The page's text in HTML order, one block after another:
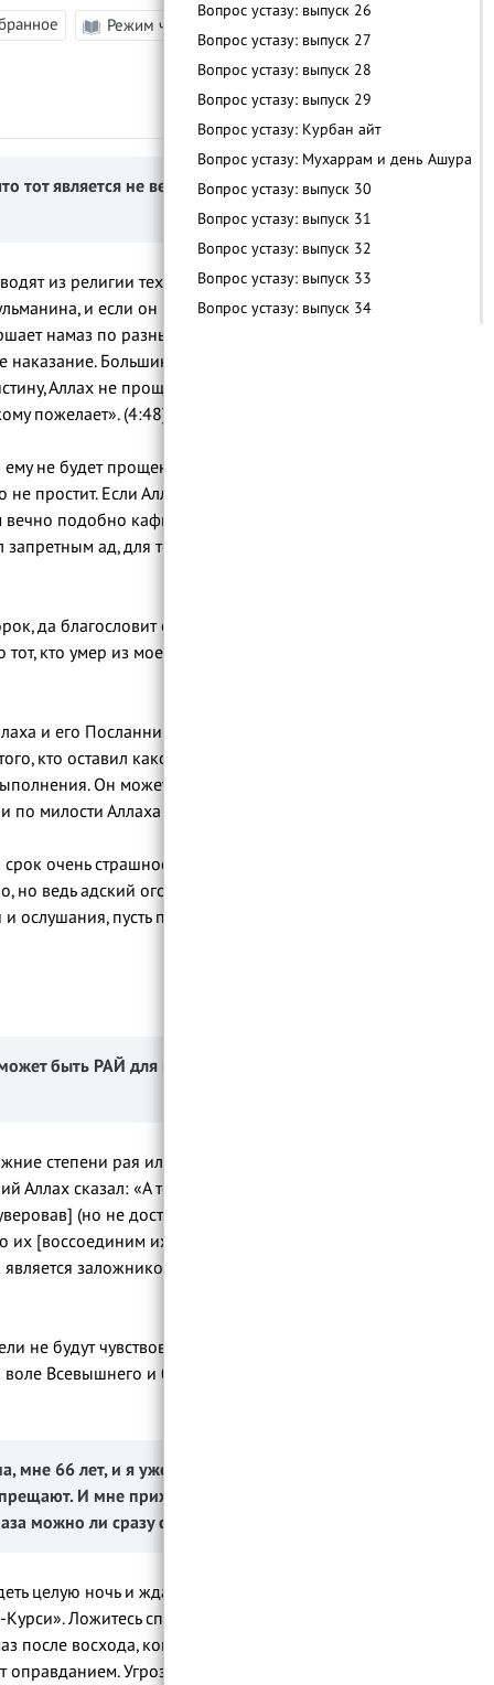
Режим чтения |
тот является не верующим.Ссылка
из религии тех, кто не читает намаз,
и если он признает это, верует
намаз по разным причинам или
Большинство ученых
Аллах не прощает, когда к Нему
пожелает». (4:48).
не будет прощено (ширк), а другие
простит. Если Аллах его не простит, то
вечно подобно кафирам, ведь Посланник
ад, для того, кто произнес:
да благословит его Аллах и
кто умер из моей общины, не
и его Посланника, да благословит
кто оставил какое-либо из
Он может попасть в ад за свои
милости Аллаха войдет в рай.
очень страшное и суровое
но ведь адский огонь более ужасен.
ослушания, пусть побоится сурового
быть РАЙ для мамы, которая
степени рая или, в ад, но дети были
сказал: «А те, которые уверовали
(но не достигнув степени своих
[воссоединим их с верующими
заложником того, что он
не будут чувствовать боль в раю. Не
Всевышнего и будут довольны тем,
мне 66 лет, и я уже 12 лет плохо
И мне приходится сидеть всю
можно ли сразу спать?
целую ночь и ждать наступления
Ложитесь спасть с твердым
после восхода, когда солнце
оправданием. Угрозы, касающиеся
Вопрос устазу: выпуск 26
Вопрос устазу: выпуск 27
Вопрос устазу: выпуск 28
Вопрос устазу: выпуск 29
Вопрос устазу: Курбан айт
Вопрос устазу: Мухаррам и день Ашура
Вопрос устазу: выпуск 30
Вопрос устазу: выпуск 31
Вопрос устазу: выпуск 32
Вопрос устазу: выпуск 33
Вопрос устазу: выпуск 34